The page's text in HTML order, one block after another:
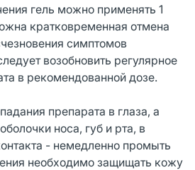
гель можно применять 1
кратковременная отмена
симптомов
возобновить регулярное
в рекомендованной дозе.
препарата в глаза, а
носа, губ и рта, в
- немедленно промыть
необходимо защищать кожу